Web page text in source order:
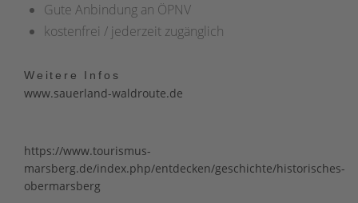
Gute Anbindung an ÖPNV
kostenfrei / jederzeit zugänglich
Weitere Infos
www.sauerland-waldroute.de
https://www.tourismus-
marsberg.de/index.php/entdecken/geschichte/historisches-
obermarsberg